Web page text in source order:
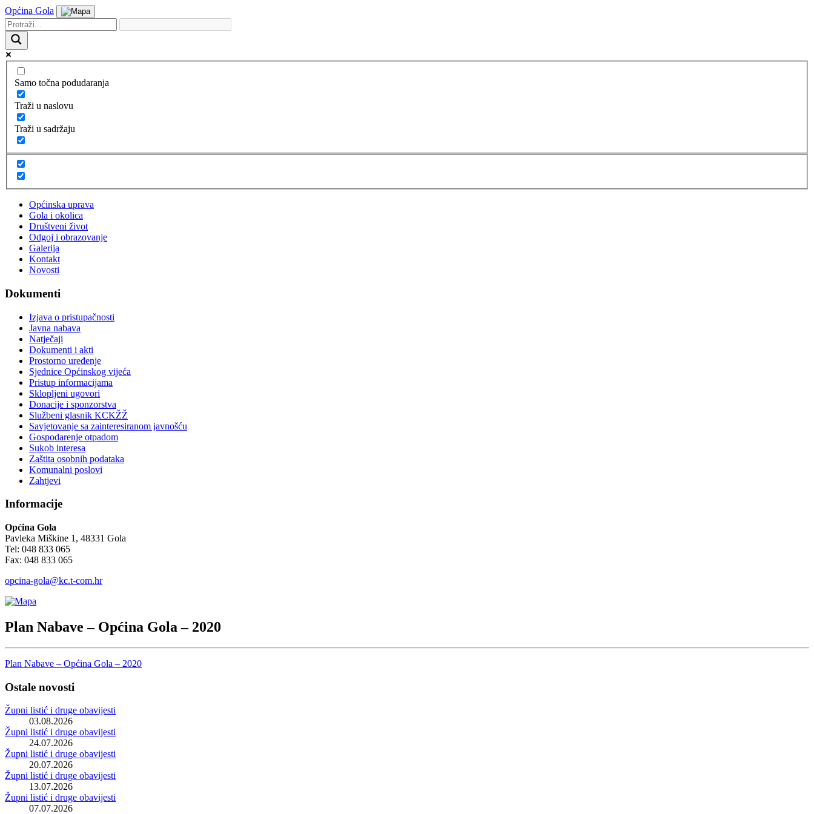
Općina Gola
Samo točna podudaranja
Traži u naslovu
Traži u sadržaju
Općinska uprava
Gola i okolica
Društveni život
Odgoj i obrazovanje
Galerija
Kontakt
Novosti
Dokumenti
Izjava o pristupačnosti
Javna nabava
Natječaji
Dokumenti i akti
Prostorno uređenje
Sjednice Općinskog vijeća
Pristup informacijama
Sklopljeni ugovori
Donacije i sponzorstva
Službeni glasnik KCKŽŽ
Savjetovanje sa zainteresiranom javnošću
Gospodarenje otpadom
Sukob interesa
Zaštita osobnih podataka
Komunalni poslovi
Zahtjevi
Informacije
Općina Gola
Pavleka Miškine 1, 48331 Gola
Tel: 048 833 065
Fax: 048 833 065
opcina-gola@kc.t-com.hr
Plan Nabave – Općina Gola – 2020
Plan Nabave – Općina Gola – 2020
Ostale novosti
Župni listić i druge obavijesti
03.08.2026
Župni listić i druge obavijesti
24.07.2026
Župni listić i druge obavijesti
20.07.2026
Župni listić i druge obavijesti
13.07.2026
Župni listić i druge obavijesti
07.07.2026